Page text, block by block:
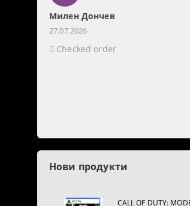
Милен Дончев
27.07.2026
Checked order
Нови продукти